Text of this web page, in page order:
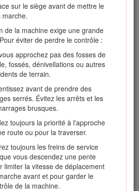
sur le siège avant de mettre le
marche.
de la machine exige une grande
éviter de perdre le contrôle :
approchez pas des fosses de
fossés, dénivellations ou autres
de terrain.
avant de prendre des
serrés. Évitez les arrêts et les
brusques.
toujours la priorité à l'approche
route ou pour la traverser.
toujours les freins de service
vous descendez une pente
limiter la vitesse de déplacement
avant et pour garder le
de la machine.
chandelles pour soutenir les
au besoin.
pression emmagasinée dans les
avec précaution.
la batterie avant d'entreprendre
Débranchez toujours la
de la batterie avant la borne
toujours la borne
la borne négative.
jamais les mains ou les pieds
mobiles. Dans la mesure du
évitez de procéder à des réglages
quand le moteur tourne.
les batteries dans un endroit
bien aéré, à l'écart des flammes
d'étincelles. Débranchez le
du secteur avant de le connecter à